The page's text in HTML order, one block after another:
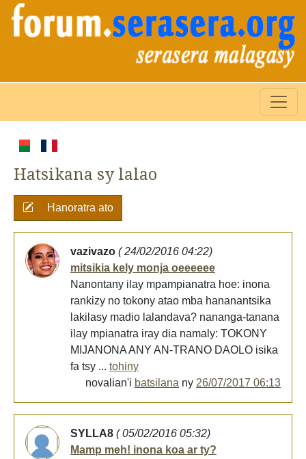
Hatsikana sy lalao
Hanoratra ato
vazivazo ( 24/02/2016 04:22)
mitsikia kely monja oeeeeee
Nanontany ilay mpampianatra hoe: inona
rankizy no tokony atao mba hananantsika
lakilasy madio lalandava? nananga-tanana
ilay mpianatra iray dia namaly: TOKONY
MIJANONA ANY AN-TRANO DAOLO isika
fa tsy ... tohiny
novalian'i batsilana ny 26/07/2017 06:13
SYLLA8 ( 05/02/2016 05:32)
Mamp meh! inona koa ar ty?